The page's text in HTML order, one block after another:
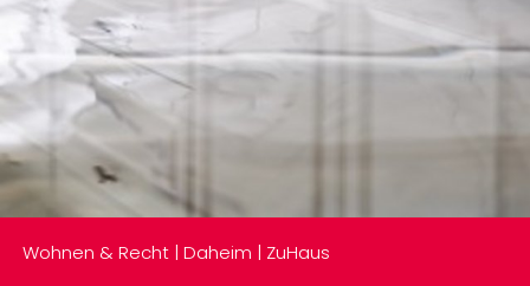
Wohnen & Recht | Daheim | ZuHaus